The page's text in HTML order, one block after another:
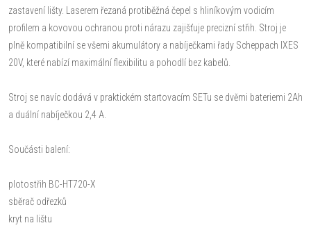
zastavení lišty. Laserem řezaná protiběžná čepel s hliníkovým vodicím
profilem a kovovou ochranou proti nárazu zajišťuje precizní střih. Stroj je
plně kompatibilní se všemi akumulátory a nabíječkami řady Scheppach IXES
20V, které nabízí maximální flexibilitu a pohodlí bez kabelů.
Stroj se navíc dodává v praktickém startovacím SETu se dvěmi bateriemi 2Ah
a duální nabíječkou 2,4 A.
Součásti balení:
plotostřih BC-HT720-X
sběrač odřezků
kryt na lištu